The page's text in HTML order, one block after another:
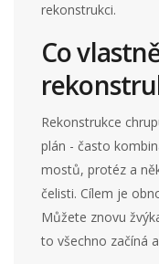
rekonstrukci.
Co
Rekonstrukce
plán - často
mostů, protéz a
čelisti. Cílem je
Můžete znovu
to všechno začíná